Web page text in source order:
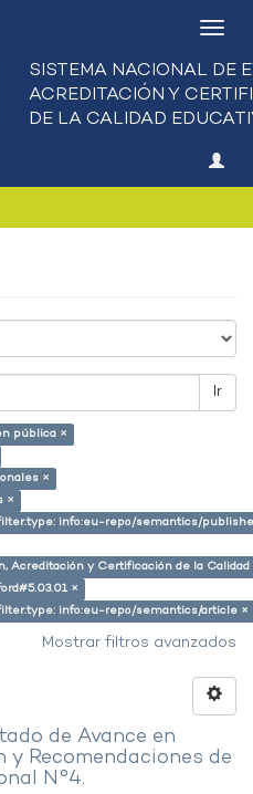
Ir
pública ×
×
×
info:eu-repo/semantics/
Acreditación y Certificación de la
×
info:eu-repo/semantics/article ×
Mostrar filtros avanzados
de Avance en
Recomendaciones de
N°4.